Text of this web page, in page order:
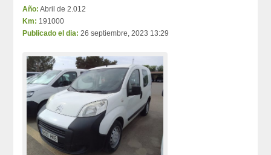
Año: Abril de 2.012
Km: 191000
Publicado el dia: 26 septiembre, 2023 13:29